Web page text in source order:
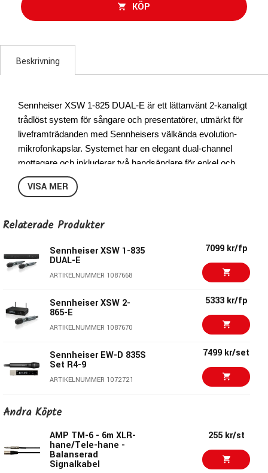
KÖP
Beskrivning
Sennheiser XSW 1-825 DUAL-E är ett lättanvänt 2-kanaligt
trådlöst system för sångare och presentatörer, utmärkt för
liveframträdanden med Sennheisers välkända evolution-
mikrofonkapslar. Systemet har en elegant dual-channel
mottagare och inkluderar två handsändare för enkel och
flexibel användning.
Utmärkt ljudkvalitet med ett frekvensomfång på 55–16
Automatisk frekvenshantering och synkronisering via
fjärrkanal för enkel installation
Antennväxlande 2-kanals diversitetsmottagning för stabil
anslutning
Tåligt ABS-hölje
Tillverkarens specifikationer
Dimensions
Connector
XLR-3
Microphone
Dynamic
VISA MER
Relaterade Produkter
Sennheiser XSW 1-835
DUAL-E
ARTIKELNUMMER 1087668
7099 kr/fp
Sennheiser XSW 2-
865-E
ARTIKELNUMMER 1087670
5333 kr/fp
Sennheiser EW-D 835S
Set R4-9
ARTIKELNUMMER 1072721
7499 kr/set
Sennheiser EW-D SK
Base Set S4-7
ARTIKELNUMMER 1097594
Sennheiser EW-DP ME
4 Set R1-6
7699 kr
Andra Köpte
AMP TM-6 - 6m XLR-
hane/Tele-hane -
Balanserad
Signalkabel
255 kr/st